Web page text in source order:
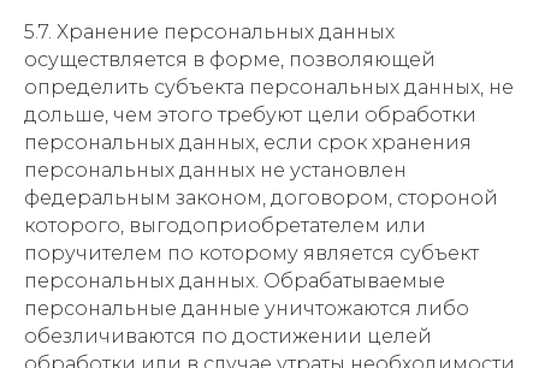
5.7. Хранение персональных данных
осуществляется в форме, позволяющей
определить субъекта персональных данных, не
дольше, чем этого требуют цели обработки
персональных данных, если срок хранения
персональных данных не установлен
федеральным законом, договором, стороной
которого, выгодоприобретателем или
поручителем по которому является субъект
персональных данных. Обрабатываемые
персональные данные уничтожаются либо
обезличиваются по достижении целей